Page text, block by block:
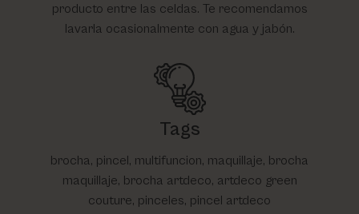
producto entre las celdas. Te recomendamos
lavarla ocasionalmente con agua y jabón.
Tags
brocha, pincel, multifuncion, maquillaje, brocha
maquillaje, brocha artdeco, artdeco green
couture, pinceles, pincel artdeco